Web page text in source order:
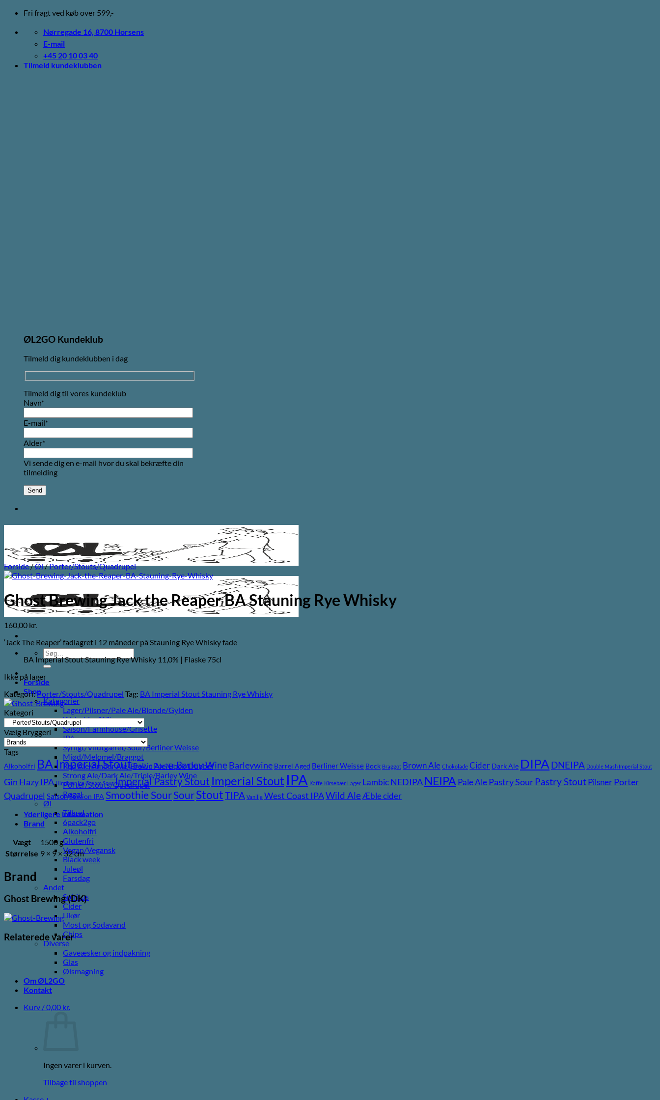
Fortsæt
indhold
Fri fragt ved køb over 599,-
Nørregade 16, 8700 Horsens
E-mail
+45 20 10 03 40
Tilmeld kundeklubben
ØL2GO Kundeklub
Tilmeld dig kundeklubben i dag
Tilmeld dig til vores kundeklub
Navn*
E-mail*
Alder*
Vi sende dig en e-mail hvor du skal bekræfte din
tilmelding
Søg
efter:
Forside
Shop
Kategorier
Lager/Pilsner/Pale Ale/Blonde/Gylden
Weissbier/Wit
Saison/Farmhouse/Grisette
IPA
Syrligt/Vildtgæret/Sour/Berliner Weisse
Mjød/Melomel/Braggot
Red Ale/Amber Ale/Brown Ale/Bock/Dubbel
Strong Ale/Dark Ale/Triple/Barley Wine
Porter/Stouts/Quadrupel
Røgøl
Øl
Tilbud
6pack2go
Alkoholfri
Glutenfri
Vegan/Vegansk
Black week
Juleøl
Farsdag
Andet
Spiritus
Cider
Likør
Most og Sodavand
Chips
Diverse
Gaveæsker og indpakning
Glas
Ølsmagning
Om ØL2GO
Kontakt
Kurv /0,00 kr.
Ingen varer i kurven.
Tilbage til shoppen
Forside/Øl/Porter/Stouts/Quadrupel
Ghost Brewing Jack the Reaper BA Stauning Rye Whisky
160,00 kr.
‘Jack The Reaper’ fadlagret i 12 måneder på Stauning Rye Whisky fade
BA Imperial Stout Stauning Rye Whisky 11,0% | Flaske 75cl
Ikke på lager
Kategori:Porter/Stouts/Quadrupel Tag: BA Imperial Stout Stauning Rye Whisky
Kategori
Vælg Bryggeri
Tags
Alkoholfri BA Imperial StoutBaltic PorterBarley Wine Barleywine Barrel Aged Berliner Weisse Bock Braggot Brown Ale Chokolade Cider Dark Ale DIPA DNEIPA Double Mash Imperial Stout
Gin Hazy IPA Hindbær Ice Cream Sour Imperial Pastry Stout Imperial Stout IPA Kaffe Kirsebær Lager Lambic NEDIPA NEIPA Pale Ale Pastry Sour Pastry Stout Pilsner Porter
Quadrupel SaisonSession IPA Smoothie SourSourStoutTIPA Vanilje West Coast IPAWild Ale Æble cider
Yderligere information
Brand
Vægt
1500 g
Størrelse 9 × 9 × 32 cm
Brand
Ghost Brewing (DK)
Relaterede varer